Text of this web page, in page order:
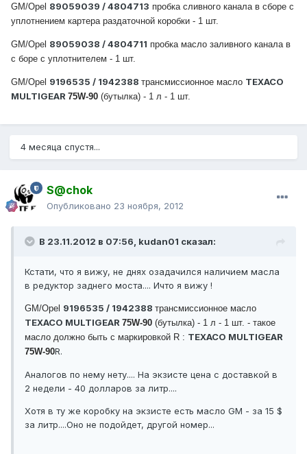
GM/Opel 89059039 / 4804713 пробка сливного канала в сборе с
уплотнением картера раздаточной коробки - 1 шт.
GM/Opel 89059038 / 4804711 пробка масло заливного канала в
с боре с уплотнителем - 1 шт.
GM/Opel 9196535 / 1942388 трансмиссионное масло TEXACO
MULTIGEAR 75W-90 (бутылка) - 1 л - 1 шт.
4 месяца спустя...
S@chok
Опубликовано 23 ноября, 2012
В 23.11.2012 в 07:56, kudan01 сказал:
Кстати, что я вижу, не днях озадачился наличием масла
в редуктор заднего моста.... Ичто я вижу !
GM/Opel 9196535 / 1942388 трансмиссионное масло
TEXACO MULTIGEAR 75W-90 (бутылка) - 1 л - 1 шт. - такое
масло должно быть с маркировкой R : TEXACO MULTIGEAR
75W-90R.
Аналогов по нему нету.... На экзисте цена с доставкой в
2 недели - 40 долларов за литр....
Хотя в ту же коробку на экзисте есть масло GM - за 15 $
за литр....Оно не подойдет, другой номер...